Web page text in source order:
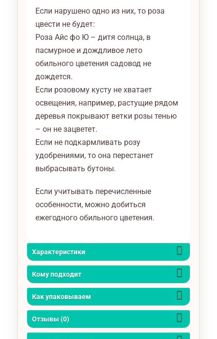
Если нарушено одно из них, то роза
цвести не будет:
Роза Айс фо Ю – дитя солнца, в
пасмурное и дождливое лето
обильного цветения садовод не
дождется.
Если розовому кусту не хватает
освещения, например, растущие рядом
деревья покрывают ветки розы тенью
– он не зацветет.
Если не подкармливать розу
удобрениями, то она перестанет
выбрасывать бутоны.
Если учитывать перечисленные
особенности, можно добиться
ежегодного обильного цветения.
Характеристики
Кому подходит
Как упаковываем
Отзывы (0)